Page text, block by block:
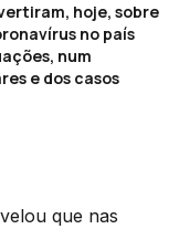
hoje, sobre
no país
num
e dos casos
que nas